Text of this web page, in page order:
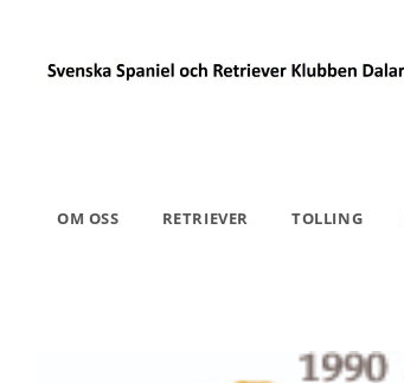
OM OSS RETRIEVER TOLLING